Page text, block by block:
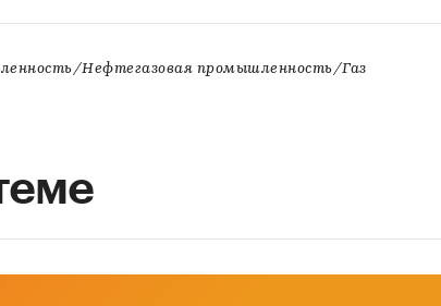
Нефтегазовая промышленность/Газ